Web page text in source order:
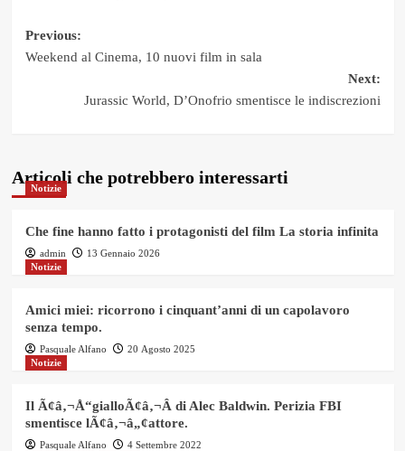
Post
Previous:
Weekend al Cinema, 10 nuovi film in sala
Next:
Jurassic World, D’Onofrio smentisce le indiscrezioni
Articoli che potrebbero interessarti
Notizie
Che fine hanno fatto i protagonisti del film La storia infinita
admin
13 Gennaio 2026
Notizie
Amici miei: ricorrono i cinquant’anni di un capolavoro
senza tempo.
Pasquale Alfano
20 Agosto 2025
Notizie
Il Ã¢â‚¬Å“gialloÃ¢â‚¬Â di Alec Baldwin. Perizia FBI
smentisce lÃ¢â‚¬â„¢attore.
Pasquale Alfano
4 Settembre 2022